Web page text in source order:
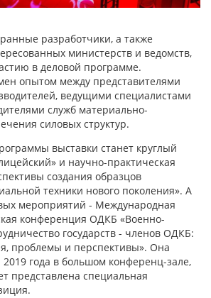
разработчики, а также
министерств и ведомств,
в деловой программе.
опытом между представителями
ведущими специалистами
служб материально-
силовых структур.
выставки станет круглый
и научно-практическая
создания образцов
техники нового поколения». А
мероприятий - Международная
конференция ОДКБ «Военно-
государств - членов ОДКБ:
проблемы и перспективы». Она
2019 года в большом конференц-зале,
представлена специальная